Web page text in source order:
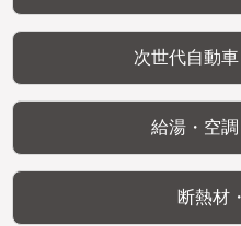
次世代自動
給湯・空
断熱材